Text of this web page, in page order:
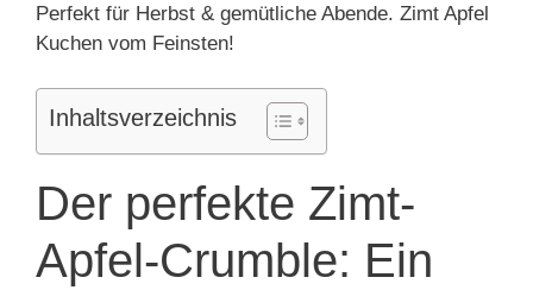
Perfekt für Herbst & gemütliche Abende. Zimt Apfel
Kuchen vom Feinsten!
Inhaltsverzeichnis
Der perfekte Zimt-
Apfel-Crumble: Ein